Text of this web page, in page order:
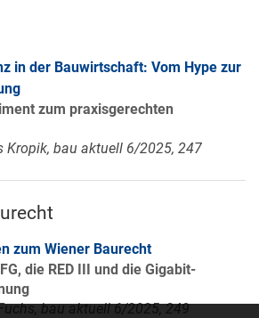
in der Bauwirtschaft: Vom Hype zur
zum praxisgerechten
Kropik, bau aktuell 6/2025, 247
zum Wiener Baurecht
die RED III und die Gigabit-
bau aktuell 6/2025, 249